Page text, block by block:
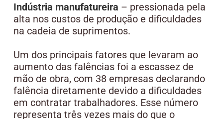
Indústria manufatureira – pressionada pela
alta nos custos de produção e dificuldades
na cadeia de suprimentos.
Um dos principais fatores que levaram ao
aumento das falências foi a escassez de
mão de obra, com 38 empresas declarando
falência diretamente devido a dificuldades
em contratar trabalhadores. Esse número
representa três vezes mais do que o